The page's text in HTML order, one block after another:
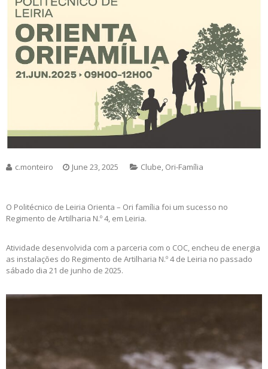
c.monteiro June 23, 2025 Clube, Ori-Família
O Politécnico de Leiria Orienta – Ori família foi um sucesso no
Regimento de Artilharia N.º 4, em Leiria.
Atividade desenvolvida com a parceria com o COC, encheu de energia
as instalações do Regimento de Artilharia N.º 4 de Leiria no passado
sábado dia 21 de junho de 2025.